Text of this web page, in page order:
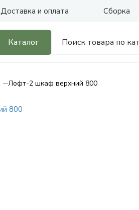
Доставка и оплата Сборка
Каталог
Лофт-2 шкаф верхний 800